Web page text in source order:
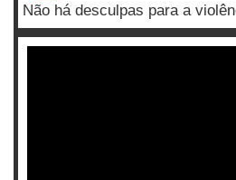
Não há desculpas para a